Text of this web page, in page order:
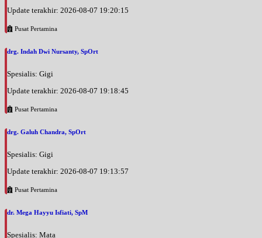
Update terakhir: 2026-08-07 19:20:15
Pusat Pertamina
drg. Indah Dwi Nursanty, SpOrt
Spesialis: Gigi
Update terakhir: 2026-08-07 19:18:45
Pusat Pertamina
drg. Galuh Chandra, SpOrt
Spesialis: Gigi
Update terakhir: 2026-08-07 19:13:57
Pusat Pertamina
dr. Mega Hayyu Isfiati, SpM
Spesialis: Mata